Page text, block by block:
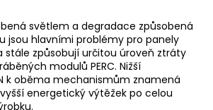
světlem a degradace způsobená
jsou hlavními problémy pro panely
stále způsobují určitou úroveň ztráty
modulů PERC. Nižší
k oběma mechanismům znamená
energetický výtěžek po celou